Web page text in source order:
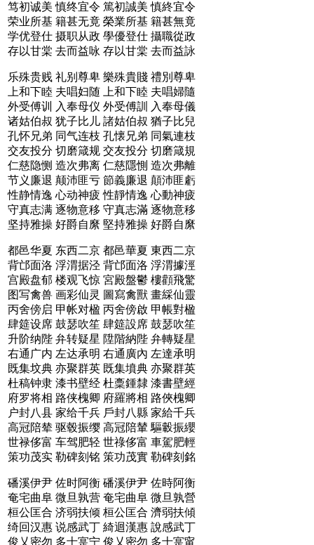
笃初诚美 慎终宜令
荣业所基 籍甚无竟
学优登仕 摄职从政
存以甘棠 去而益咏
乐殊贵贱 礼别尊卑
上和下睦 夫唱妇随
外受傅训 入奉母仪
诸姑伯叔 犹子比儿
孔怀兄弟 同气连枝
交友投分 切磨箴规
仁慈隐恻 造次弗离
节义廉退 颠沛匪亏
性静情逸 心动神疲
守真志满 逐物意移
坚持雅操 好爵自縻
都邑华夏 东西二京
背邙面洛 浮渭据泾
宫殿盘郁 楼观飞惊
图写禽兽 画彩仙灵
丙舍傍启 甲帐对楹
肆筵设席 鼓瑟吹笙
升阶纳陛 弁转疑星
右通广内 左达承明
既集坟典 亦聚群英
杜稿钟隶 漆书壁经
府罗将相 路侠槐卿
户封八县 家给千兵
高冠陪辇 驱毂振缨
世禄侈富 车驾肥轻
策功茂实 勒碑刻铭
磻溪伊尹 佐时阿衡
奄宅曲阜 微旦孰营
桓公匡合 济弱扶倾
绮回汉惠 说感武丁
俊乂密勿 多士寔宁
篤初誠美 慎終宜令
榮業所基 籍甚無竟
學優登仕 攝職從政
存以甘棠 去而益詠
樂殊貴賤 禮別尊卑
上和下睦 夫唱婦隨
外受傅訓 入奉母儀
諸姑伯叔 猶子比兒
孔懐兄弟 同氣連枝
交友投分 切磨箴規
仁慈隱惻 造次弗離
節義廉退 顛沛匪虧
性靜情逸 心動神疲
守真志滿 逐物意移
堅持雅操 好爵自縻
都邑華夏 東西二京
背邙面洛 浮渭據涇
宮殿盤鬱 樓顴飛驚
圖寫禽獸 畫綵仙靈
丙舍傍啟 甲帳對楹
肆筵設席 鼓瑟吹笙
陞階納陛 弁轉疑星
右通廣內 左達承明
既集墳典 亦聚群英
杜稾鍾隸 漆書壁經
府羅將相 路俠槐卿
戶封八縣 家給千兵
高冠陪輦 驅轂振纓
世祿侈富 車駕肥輕
策功茂實 勒碑刻銘
磻溪伊尹 佐時阿衡
奄宅曲阜 微旦孰營
桓公匡合 濟弱扶傾
綺迴漢惠 說感武丁
俊乂密勿 多士寔甯